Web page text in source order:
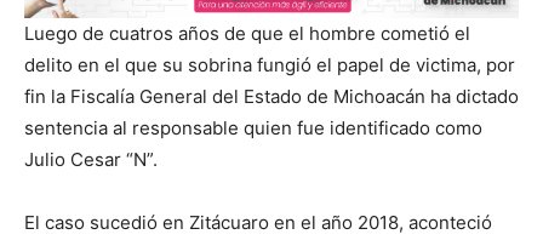
Luego de cuatros años de que el hombre cometió el
delito en el que su sobrina fungió el papel de victima, por
fin la Fiscalía General del Estado de Michoacán ha dictado
sentencia al responsable quien fue identificado como
Julio Cesar “N”.
El caso sucedió en Zitácuaro en el año 2018, aconteció